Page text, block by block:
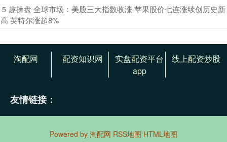
5 ​趣操盘 全球市场：美股三大指数收涨 苹果股价七连涨续创历史新
高 英特尔涨超8%
淘配网 配资知识网
实盘配资平台
app
线上配资炒股
友情链接：
Powered by 淘配网 RSS地图 HTML地图